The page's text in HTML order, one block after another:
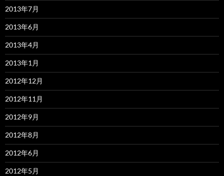
2013年7月
2013年6月
2013年4月
2013年1月
2012年12月
2012年11月
2012年9月
2012年8月
2012年6月
2012年5月